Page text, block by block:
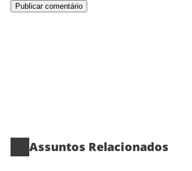
Assuntos Relacionados